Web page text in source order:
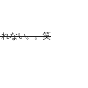
ない。。笑